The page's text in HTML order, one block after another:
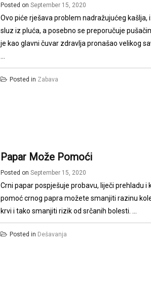
Posted onSeptember 15, 2020
Ovo piće rješava problem nadražujućeg kašlja,
sluz iz pluća, a posebno se preporučuje
je kao glavni čuvar zdravlja pronašao velikog
Posted in Zabava
Papar Može Pomoći
Posted onSeptember 15, 2020
Crni papar pospješuje probavu, liječi prehladu i
pomoć crnog papra možete smanjiti razinu
krvi i tako smanjiti rizik od srčanih bolesti. ...
Posted in Dešavanja